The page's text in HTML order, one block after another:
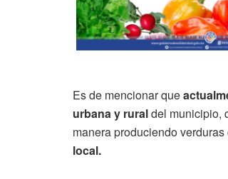
Es de mencionar que
urbana y ruraldel municipio,
manera produciendo
local.